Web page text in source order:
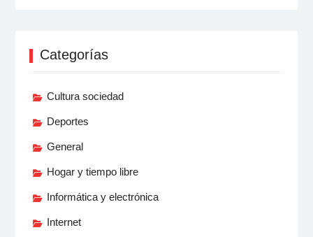
Categorías
Cultura sociedad
Deportes
General
Hogar y tiempo libre
Informática y electrónica
Internet